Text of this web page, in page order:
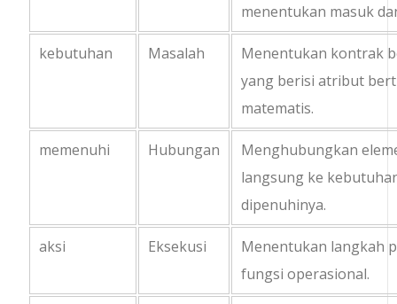
menentukan masuk
kebutuhan Masalah
Menentukan kontrak
yang berisi atribut
matematis.
memenuhi Hubungan
Menghubungkan
langsung ke
dipenuhinya.
aksi Eksekusi
Menentukan langkah
fungsi operasional.